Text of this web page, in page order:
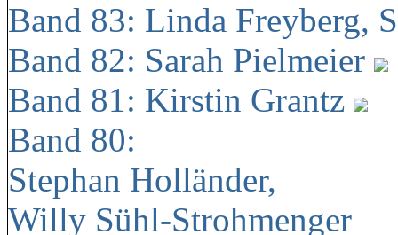
Band 83: Linda Freyberg,
Band 82: Sarah Pielmeier
Band 81: Kirstin Grantz
Band 80:
Stephan Holländer,
Willy Sühl-Strohmenger